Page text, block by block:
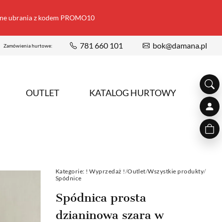
ubrania z kodem PROMO10
Zamówienia hurtowe: 781 660 101 bok@damana.pl
OUTLET KATALOG HURTOWY
Kategorie: ! Wyprzedaż !/Outlet/Wszystkie produkty/
Spódnice
Spódnica prosta
dzianinowa szara w